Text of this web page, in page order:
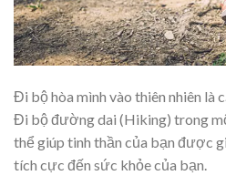
Đi bộ hòa mình vào thiên nhiên là
Đi bộ đường dai (Hiking) trong
thể giúp tinh thần của bạn được
tích cực đến sức khỏe của bạn.